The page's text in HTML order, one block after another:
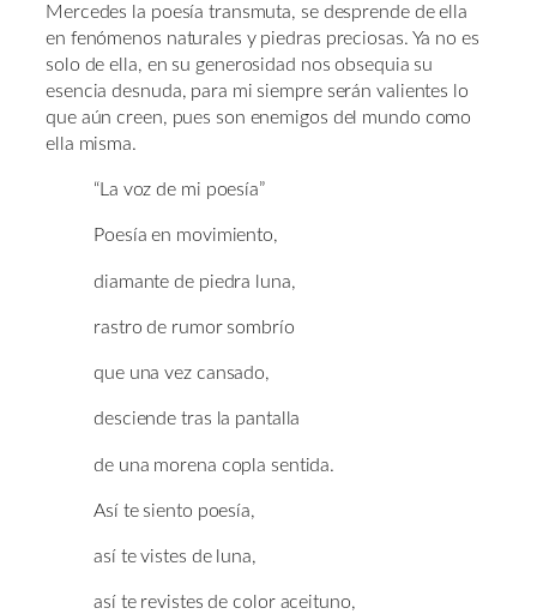
Mercedes la poesía transmuta, se desprende de ella
en fenómenos naturales y piedras preciosas. Ya no es
solo de ella, en su generosidad nos obsequia su
esencia desnuda, para mi siempre serán valientes lo
que aún creen, pues son enemigos del mundo como
ella misma.
“La voz de mi poesía”
Poesía en movimiento,
diamante de piedra luna,
rastro de rumor sombrío
que una vez cansado,
desciende tras la pantalla
de una morena copla sentida.
Así te siento poesía,
así te vistes de luna,
así te revistes de color aceituno,